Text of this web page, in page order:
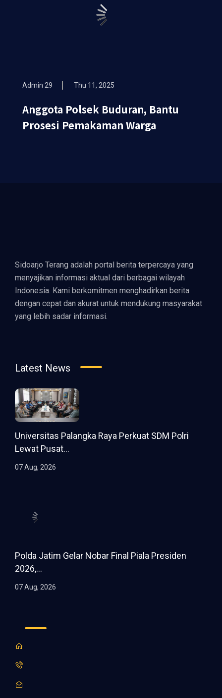
Admin 29 Thu 11, 2025
Anggota Polsek Buduran, Bantu
Prosesi Pemakaman Warga
Sidoarjo Terang adalah portal berita terpercaya yang
menyajikan informasi aktual dari berbagai wilayah
Indonesia. Kami berkomitmen menghadirkan berita
dengan cepat dan akurat untuk mendukung masyarakat
yang lebih sadar informasi.
Latest News
Universitas Palangka Raya Perkuat SDM Polri
Lewat Pusat...
07 Aug, 2026
2026,...